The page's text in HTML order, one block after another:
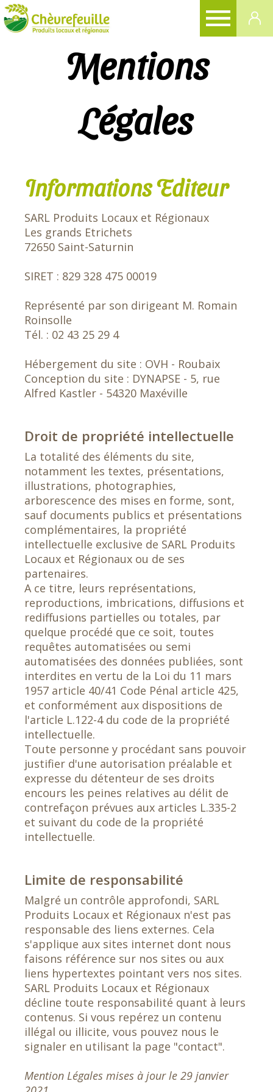
Mentions
Légales
Informations Editeur
SARL Produits Locaux et Régionaux
Les grands Etrichets
72650 Saint-Saturnin
SIRET : 829 328 475 00019
Représenté par son dirigeant M. Romain
Roinsolle
Tél. : 02 43 25 29 4
Hébergement du site : OVH - Roubaix
Conception du site : DYNAPSE - 5, rue
Alfred Kastler - 54320 Maxéville
Droit de propriété intellectuelle
La totalité des éléments du site,
notamment les textes, présentations,
illustrations, photographies,
arborescence des mises en forme, sont,
sauf documents publics et présentations
complémentaires, la propriété
intellectuelle exclusive de SARL Produits
Locaux et Régionaux ou de ses
partenaires.
A ce titre, leurs représentations,
reproductions, imbrications, diffusions et
rediffusions partielles ou totales, par
quelque procédé que ce soit, toutes
requêtes automatisées ou semi
automatisées des données publiées, sont
interdites en vertu de la Loi du 11 mars
1957 article 40/41 Code Pénal article 425,
et conformément aux dispositions de
l'article L.122-4 du code de la propriété
intellectuelle.
Toute personne y procédant sans pouvoir
justifier d'une autorisation préalable et
expresse du détenteur de ses droits
encours les peines relatives au délit de
contrefaçon prévues aux articles L.335-2
et suivant du code de la propriété
intellectuelle.
Limite de responsabilité
Malgré un contrôle approfondi, SARL
Produits Locaux et Régionaux n'est pas
responsable des liens externes. Cela
s'applique aux sites internet dont nous
faisons référence sur nos sites ou aux
liens hypertextes pointant vers nos sites.
SARL Produits Locaux et Régionaux
décline toute responsabilité quant à leurs
contenus. Si vous repérez un contenu
illégal ou illicite, vous pouvez nous le
signaler en utilisant la page "contact".
Mention Légales mises à jour le 29 janvier